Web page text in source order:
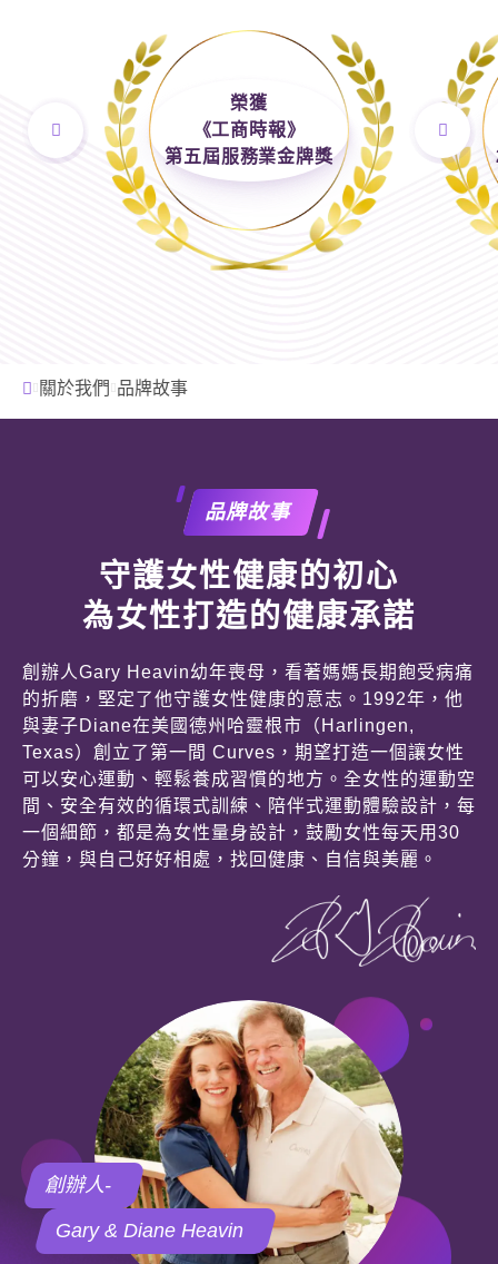
常見問題
聯絡我們
榮獲
《工商時報》
第五屆服務業金牌獎
關於我們 品牌故事
品牌故事
守護女性健康的初心
為女性打造的健康承諾
創辦人Gary Heavin幼年喪母，看著媽媽長期飽受病痛
的折磨，堅定了他守護女性健康的意志。1992年，他
與妻子Diane在美國德州哈靈根市（Harlingen,
Texas）創立了第一間 Curves，期望打造一個讓女性
可以安心運動、輕鬆養成習慣的地方。全女性的運動空
間、安全有效的循環式訓練、陪伴式運動體驗設計，每
一個細節，都是為女性量身設計，鼓勵女性每天用30
分鐘，與自己好好相處，找回健康、自信與美麗。
創辦人-
Gary & Diane Heavin